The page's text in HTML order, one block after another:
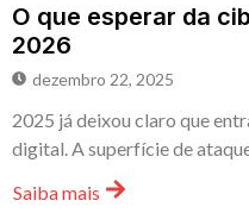
O que esperar da
2026
dezembro 22, 2025
2025 já deixou claro que
digital. A superfície de
Saiba mais